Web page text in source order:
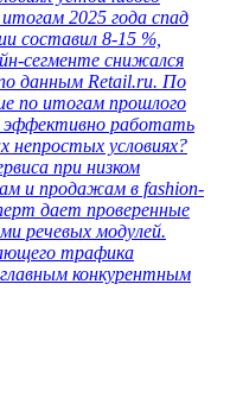
2025 года спад
составил 8-15 %,
сегменте снижался
по данным Retail.ru. По
по итогам прошлого
эффективно работать
непростых условиях?
при низком
и продажам в fashion-
дает проверенные
речевых модулей.
трафика
конкурентным